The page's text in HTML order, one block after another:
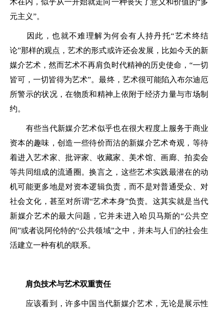
术在内，似乎从一开始就走向一种丧失了意义和价值的“多
元主义”。
因此，也就不难理解为何会有人持丹托“艺术终结
论”那样的观点，艺术的形式或许还会发展，比如今天的新
媒介艺术，然而艺术不再肩负时代精神的历史使命，“一切
皆可，一切皆得为艺术”。最终，艺术很可能陷入布尔迪厄
所警示的状况，在物质和精神上依附于经济力量与市场制
约。
有些当代新媒介艺术似乎也在很大程度上服务于商业
资本的趣味，创造一些待价而沽的新媒介艺术奇观，等待
着进入艺术家、批评家、收藏家、美术馆、画廊、拍卖会
等共同组成的流通圈。换言之，这些艺术实践最潜在的动
机可能更多地是对资本逻辑负责，而不是对普通受众、对
社会文化，甚至对所谓“艺术本身”负责。这其实就是当代
新媒介艺术的最大问题，它并未进入哈贝马斯的“公共空
间”或者说阿伦特的“公共领域”之中，并未与人们的社会生
活建立一种有机的联系。
肩负技术与艺术双重责任
应该看到，许多中国当代新媒介艺术，无论是展示性